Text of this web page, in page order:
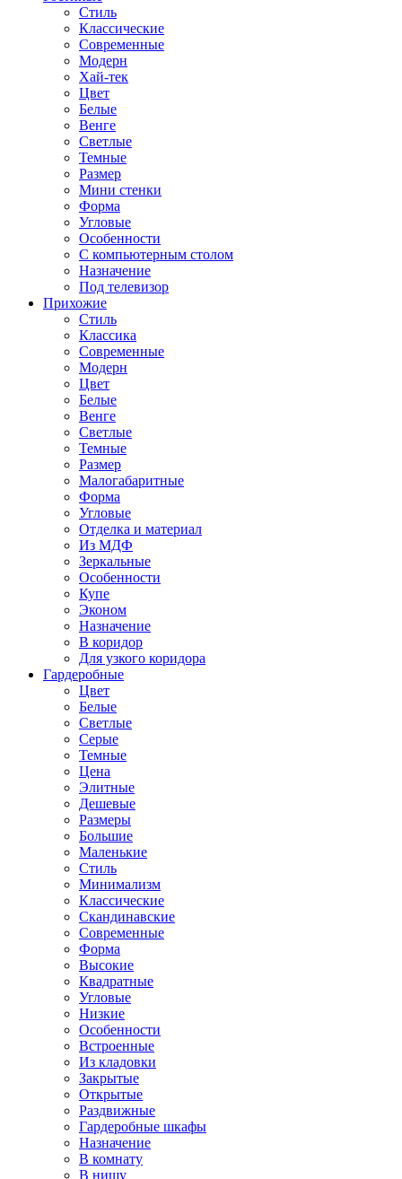
Стиль
Классические
Современные
Модерн
Хай-тек
Цвет
Белые
Венге
Светлые
Темные
Размер
Мини стенки
Форма
Угловые
Особенности
С компьютерным столом
Назначение
Под телевизор
Прихожие
Стиль
Классика
Современные
Модерн
Цвет
Белые
Венге
Светлые
Темные
Размер
Малогабаритные
Форма
Угловые
Отделка и материал
Из МДФ
Зеркальные
Особенности
Купе
Эконом
Назначение
В коридор
Для узкого коридора
Гардеробные
Цвет
Белые
Светлые
Серые
Темные
Цена
Элитные
Дешевые
Размеры
Большие
Маленькие
Стиль
Минимализм
Классические
Скандинавские
Современные
Форма
Высокие
Квадратные
Угловые
Низкие
Особенности
Встроенные
Из кладовки
Закрытые
Открытые
Раздвижные
Гардеробные шкафы
Назначение
В комнату
В нишу